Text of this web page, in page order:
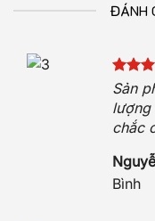
ĐÁNH
Sản
lượng
chắc
Bình